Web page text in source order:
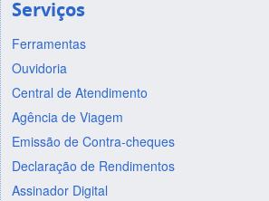
Serviços
Ferramentas
Ouvidoria
Central de Atendimento
Agência de Viagem
Emissão de Contra-cheques
Declaração de Rendimentos
Assinador Digital